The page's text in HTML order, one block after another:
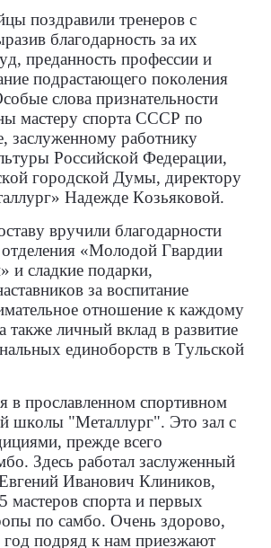
поздравили тренеров с
благодарность за их
преданность профессии и
подрастающего поколения
слова признательности
мастеру спорта СССР по
заслуженному работнику
Российской Федерации,
городской Думы, директору
Надежде Козьяковой.
вручили благодарности
отделения «Молодой Гвардии
и сладкие подарки,
за воспитание
отношение к каждому
также личный вклад в развитие
единоборств в Тульской
прославленном спортивном
школы "Металлург". Это зал с
прежде всего
Здесь работал заслуженный
Иванович Клиников,
мастеров спорта и первых
по самбо. Очень здорово,
год подряд к нам приезжают